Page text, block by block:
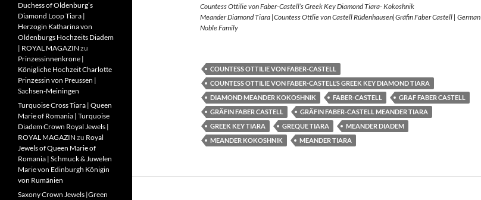
Countess Ottilie von Faber-Castell’s Greek Key Diamond Tiara- Kokoshnik
Meander Diamond Tiara |Countess Ottlie von Castell Rüdenhausen|Gräfin Faber Castell | German
Noble Family
COUNTESS OTTILIE VON FABER-CASTELL
COUNTESS OTTILIE VON FABER-CASTELL’S GREEK KEY DIAMOND TIARA
DIAMOND MEANDER KOKOSHNIK
FABER-CASTELL
GRAF FABER CASTELL
GRÄFIN FABER CASTELL
GRÄFIN FABER-CASTELL MEANDER TIARA
GREEK KEY TIARA
GREQUE TIARA
MEANDER DIADEM
MEANDER KOKOSHNIK
MEANDER TIARA
Duchess of Oldenburg’s
Diamond Loop Tiara |
Herzogin Katharina von
Oldenburgs Hochzeits Diadem
| ROYAL MAGAZIN zu
Prinzessinnenkrone |
Königliche Hochzeit Charlotte
Prinzessin von Preussen |
Sachsen-Meiningen
Turquoise Cross Tiara | Queen
Marie of Romania | Turquoise
Diadem Crown Royal Jewels |
ROYAL MAGAZIN zu Royal
Jewels of Queen Marie of
Romania | Schmuck & Juwelen
Marie von Edinburgh Königin
von Rumänien
Saxony Crown Jewels |Green